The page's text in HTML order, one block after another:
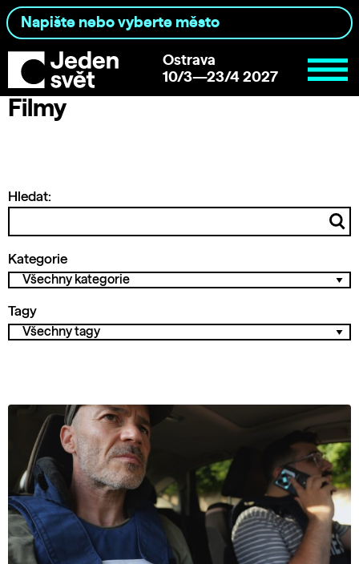
Ostrava
10/3—23/4 2027
Filmy
Hledat:
Kategorie
Tagy